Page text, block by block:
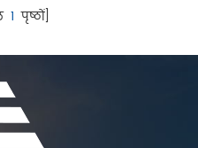
1 पृष्ठों]